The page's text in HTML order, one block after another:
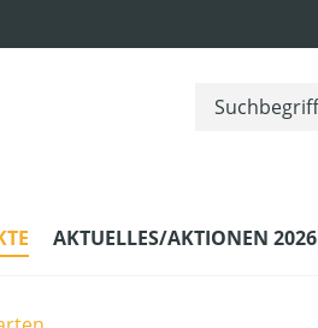
AKTUELLES/AKTIONEN 2026